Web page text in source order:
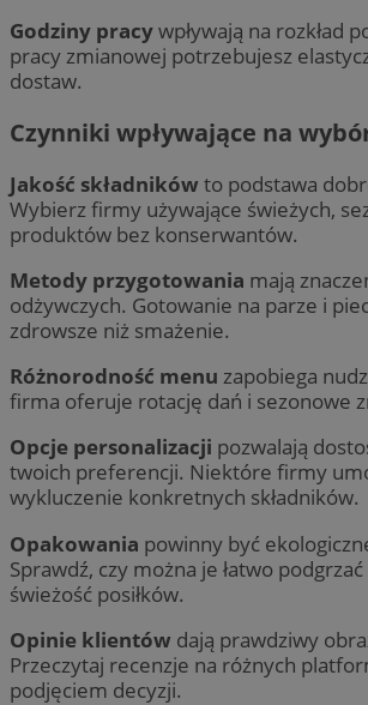
Godziny pracywpływają na rozkład
pracy zmianowej potrzebujesz
dostaw.
Czynniki wpływające na
Jakość składników to podstawa
Wybierz firmy używające świeżych,
produktów bez konserwantów.
Metody przygotowania mają
odżywczych. Gotowanie na parze i
zdrowsze niż smażenie.
Różnorodność menu zapobiega
firma oferuje rotację dań i sezonowe
Opcje personalizacji pozwalają
twoich preferencji. Niektóre firmy
wykluczenie konkretnych składników.
Opakowania powinny być
Sprawdź, czy można je łatwo
świeżość posiłków.
Opinie klientów dają prawdziwy
Przeczytaj recenzje na różnych
podjęciem decyzji.